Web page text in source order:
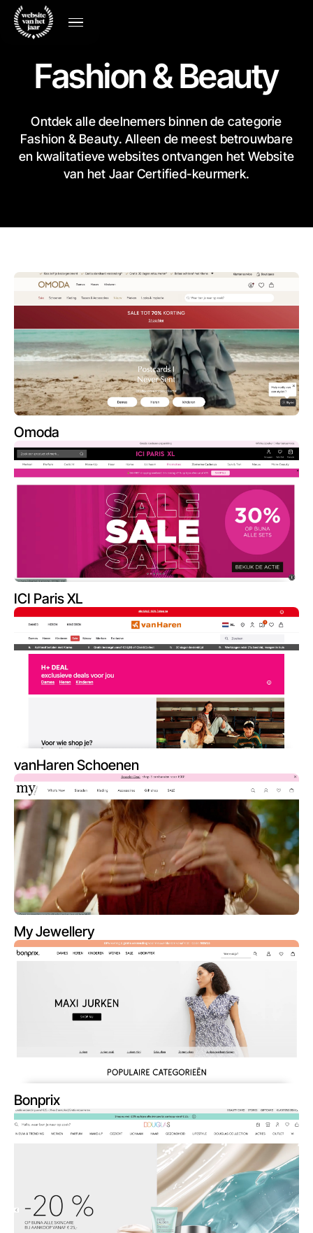
Fashion & Beauty
Ontdek alle deelnemers binnen de categorie
Fashion & Beauty. Alleen de meest betrouwbare
en kwalitatieve websites ontvangen het Website
van het Jaar Certified-keurmerk.
Omoda
ICI Paris XL
vanHaren Schoenen
My Jewellery
Bonprix